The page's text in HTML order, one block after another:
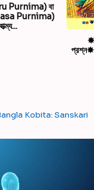
Purnima) বা
Purnima)
Kobita: Sanskari